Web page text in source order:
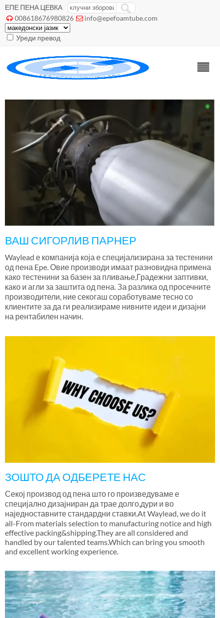
ЕПЕ ПЕНА ЦЕВКА
 008618676980826  info@epefoamtube.com
Уреди превод
ВАШ СИГОРЛИВ ПАРНЕР
Waylead е компанија која е специјализирана за тестенини
од пена Epe. Овие производи имаат разновидна примена
како тестенини за базен за пливање,Градежни заптивки,
како и агли за заштита од пена. За разлика од просечните
производители, ние секогаш соработуваме тесно со
клиентите за да ги реализираме нивните идеи и дизајни
на рентабилен начин.
ЗОШТО ДА ОДБЕРЕТЕ НАС
Секој производ од пена што го произведуваме е
специјално дизајниран да трае долго,дури и во
наједноставните стандардни ставки.At Waylead, we do it
all-From materials selection to manufacturing notice and high
effective packing&shipping.They are all considered and
handled by our talented teams.Which can bring you smooth
and excellent working experience